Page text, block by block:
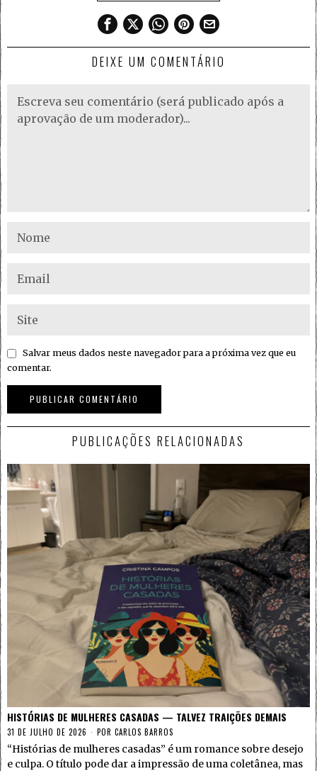
DEIXE UM COMENTÁRIO
Salvar meus dados neste navegador para a próxima vez que eu
comentar.
PUBLICAÇÕES RELACIONADAS
HISTÓRIAS DE MULHERES CASADAS — TALVEZ TRAIÇÕES DEMAIS
31 DE JULHO DE 2026 POR CARLOS BARROS
“Histórias de mulheres casadas” é um romance sobre desejo
e culpa. O título pode dar a impressão de uma coletânea, mas